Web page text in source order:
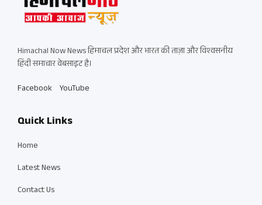
Himachal Now News हिमाचल प्रदेश और भारत की ताज़ा और विश्वसनीय
हिंदी समाचार वेबसाइट है।
Facebook YouTube
Quick Links
Home
Latest News
Contact Us